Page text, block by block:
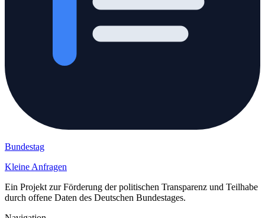
Bundestag
Kleine Anfragen
Ein Projekt zur Förderung der politischen Transparenz und Teilhabe
durch offene Daten des Deutschen Bundestages.